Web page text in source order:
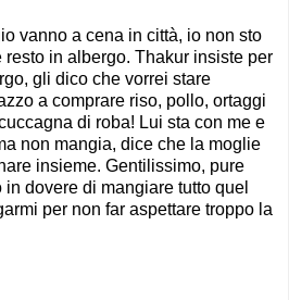
vanno a cena in città, io non sto
resto in albergo. Thakur insiste per
gli dico che vorrei stare
a comprare riso, pollo, ortaggi
di roba! Lui sta con me e
non mangia, dice che la moglie
insieme. Gentilissimo, pure
dovere di mangiare tutto quel
per non far aspettare troppo la